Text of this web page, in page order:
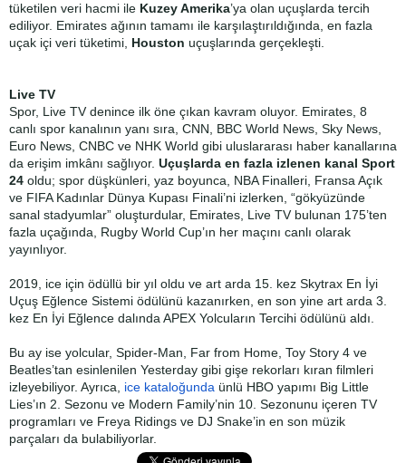
tüketilen veri hacmi ile Kuzey Amerika’ya olan uçuşlarda tercih
ediliyor. Emirates ağının tamamı ile karşılaştırıldığında, en fazla
uçak içi veri tüketimi, Houston uçuşlarında gerçekleşti.
Live TV
Spor, Live TV denince ilk öne çıkan kavram oluyor. Emirates, 8
canlı spor kanalının yanı sıra, CNN, BBC World News, Sky News,
Euro News, CNBC ve NHK World gibi uluslararası haber kanallarına
da erişim imkânı sağlıyor. Uçuşlarda en fazla izlenen kanal Sport
24 oldu; spor düşkünleri, yaz boyunca, NBA Finalleri, Fransa Açık
ve FIFA Kadınlar Dünya Kupası Finali’ni izlerken, “gökyüzünde
sanal stadyumlar” oluşturdular, Emirates, Live TV bulunan 175’ten
fazla uçağında, Rugby World Cup’ın her maçını canlı olarak
yayınlıyor.
2019, ice için ödüllü bir yıl oldu ve art arda 15. kez Skytrax En İyi
Uçuş Eğlence Sistemi ödülünü kazanırken, en son yine art arda 3.
kez En İyi Eğlence dalında APEX Yolcuların Tercihi ödülünü aldı.
Bu ay ise yolcular, Spider-Man, Far from Home, Toy Story 4 ve
Beatles’tan esinlenilen Yesterday gibi gişe rekorları kıran filmleri
izleyebiliyor. Ayrıca, ice kataloğunda ünlü HBO yapımı Big Little
Lies’ın 2. Sezonu ve Modern Family’nin 10. Sezonunu içeren TV
programları ve Freya Ridings ve DJ Snake’in en son müzik
parçaları da bulabiliyorlar.